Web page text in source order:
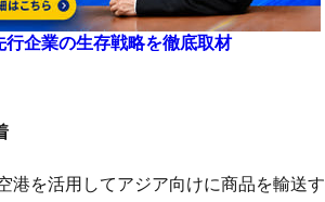
企業の生存戦略を徹底取材
を活用してアジア向けに商品を輸送す